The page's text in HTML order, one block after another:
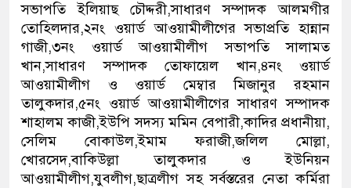
সভাপতি ইলিয়াছ চৌদ্দরী,সাধারণ সম্পাদক আলমগীর
তোহিলদার,২নং ওয়ার্ড আওয়ামীলীগের সভাপ্রতি হান্নান
গাজী,৩নং ওয়ার্ড আওয়ামীলীগ সভাপতি সালামত
খান,সাধারণ সম্পাদক তোফায়েল খান,৪নং ওয়ার্ড
আওয়ামীলীগ ও ওয়ার্ড মেম্বার মিজানুর রহমান
তালুকদার,৫নং ওয়ার্ড আওয়ামীলীগের সাধারণ সম্পাদক
শাহালম কাজী,ইউপি সদস্য মমিন বেপারী,কাদির প্রধানীয়া,
সেলিম বোকাউল,ইমাম ফরাজী,জলিল মোল্লা,
খোরসেদ,বাকিউল্লা তালুকদার ও ইউনিয়ন
আওয়ামীলীগ,যুবলীগ,ছাত্রলীগ সহ সর্বস্তরের নেতা কর্মিরা